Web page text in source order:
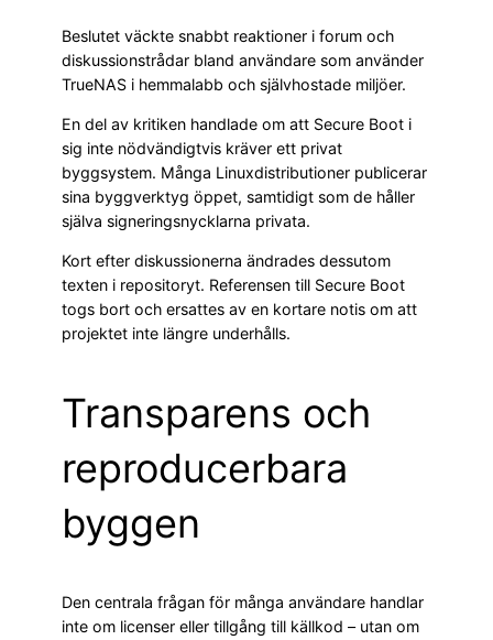
Beslutet väckte snabbt reaktioner i forum och
diskussionstrådar bland användare som använder
TrueNAS i hemmalabb och självhostade miljöer.
En del av kritiken handlade om att Secure Boot i
sig inte nödvändigtvis kräver ett privat
byggsystem. Många Linuxdistributioner publicerar
sina byggverktyg öppet, samtidigt som de håller
själva signeringsnycklarna privata.
Kort efter diskussionerna ändrades dessutom
texten i repositoryt. Referensen till Secure Boot
togs bort och ersattes av en kortare notis om att
projektet inte längre underhålls.
Transparens och
reproducerbara
byggen
Den centrala frågan för många användare handlar
inte om licenser eller tillgång till källkod – utan om